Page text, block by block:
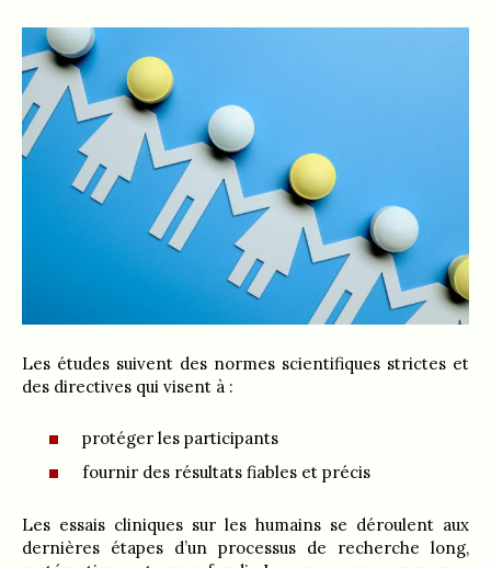
Les études suivent des normes scientifiques strictes et
des directives qui visent à :
protéger les participants
fournir des résultats fiables et précis
Les essais cliniques sur les humains se déroulent aux
dernières étapes d’un processus de recherche long,